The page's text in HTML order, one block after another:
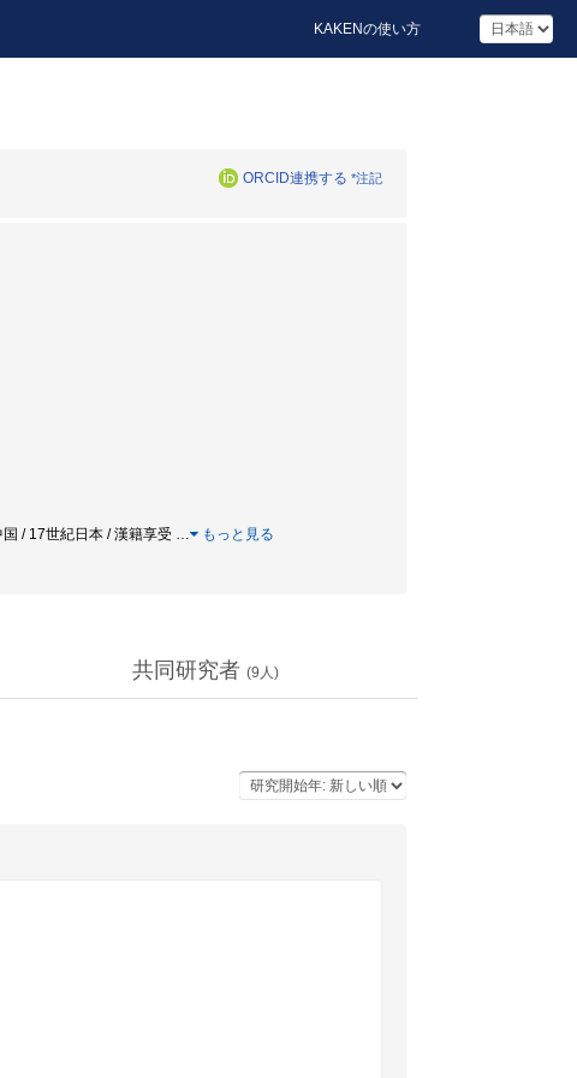
KAKENの使い方
ORCID連携する *注記
/ 17世紀日本 / 漢籍享受 … もっと見る
共同研究者 (9 人)